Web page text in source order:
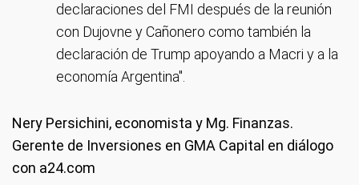
declaraciones del FMI después de la reunión
con Dujovne y Cañonero como también la
declaración de Trump apoyando a Macri y a la
economía Argentina".
Nery Persichini, economista y Mg. Finanzas.
Gerente de Inversiones en GMA Capital en diálogo
con a24.com